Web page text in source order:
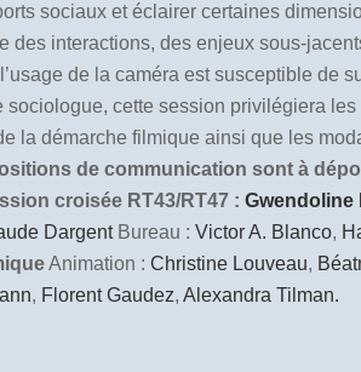
sociaux et éclairer certaines
des interactions, des enjeux sous-
de la caméra est susceptible de
sociologue, cette session privilégiera
la démarche filmique ainsi que les
de communication sont à
croisée RT43/RT47 : Gwendoline
DargentBureau : Victor A. Blanco,
Animation : Christine Louveau,
, Florent Gaudez, Alexandra Tilman.